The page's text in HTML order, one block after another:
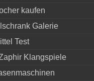
kaufen
Galerie
Test
Klangspiele